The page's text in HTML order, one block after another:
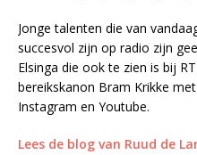
Jonge talenten die van
succesvol zijn op radio zijn
Elsinga die ook te zien is bij
bereikskanon Bram Krikke
Instagram en Youtube.
Lees de blog van Ruud de